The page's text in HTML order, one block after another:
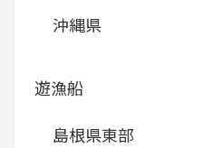
沖縄県
遊漁船
島根県東部